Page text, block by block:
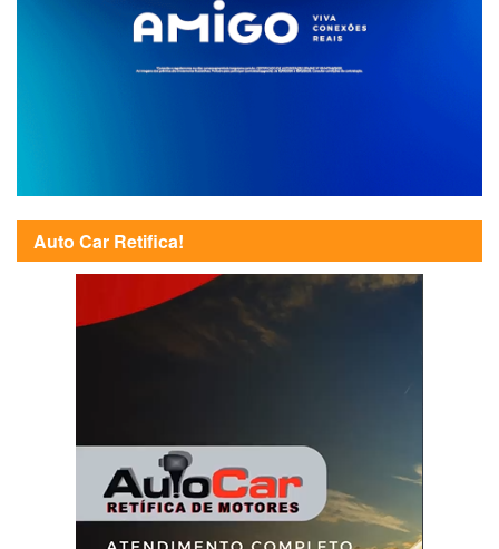
Auto Car Retifica!